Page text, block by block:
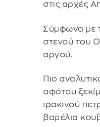
στις αρχές
Σύμφωνα με
στενού του
αργού.
Πιο
αφότου
ιρακινού
βαρέλια